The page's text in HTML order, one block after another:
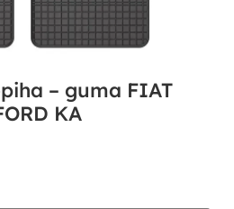
– guma FIAT
KA